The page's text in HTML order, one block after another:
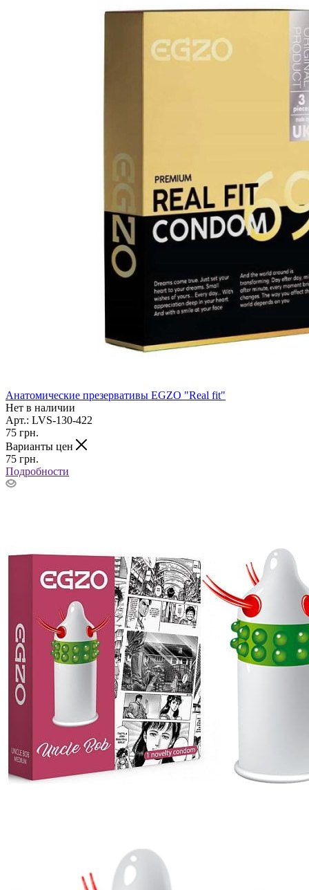
Анатомические презервативы EGZO "Real fit"
Нет в наличии
Арт.: LVS-130-422
75 грн.
Варианты цен
75 грн.
Подробности